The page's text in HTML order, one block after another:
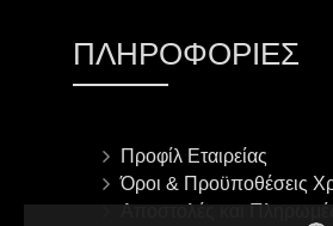
ΠΛΗΡΟΦΟΡΊΕΣ
Προφίλ Εταιρείας
Όροι & Προϋποθέσεις
Αποστολές και